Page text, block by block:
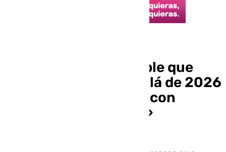
El PNV ve irresponsable que
Sánchez siga «más allá de 2026
sin mayoría estable y con
agenda judicializada»